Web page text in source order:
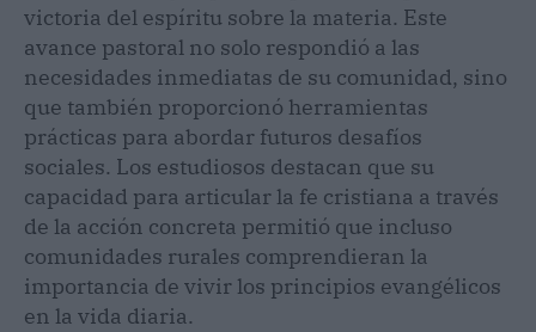
victoria del espíritu sobre la materia. Este
avance pastoral no solo respondió a las
necesidades inmediatas de su comunidad, sino
que también proporcionó herramientas
prácticas para abordar futuros desafíos
sociales. Los estudiosos destacan que su
capacidad para articular la fe cristiana a través
de la acción concreta permitió que incluso
comunidades rurales comprendieran la
importancia de vivir los principios evangélicos
en la vida diaria.